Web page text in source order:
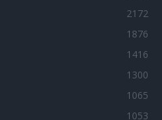
2172
1876
1416
1300
1065
1053